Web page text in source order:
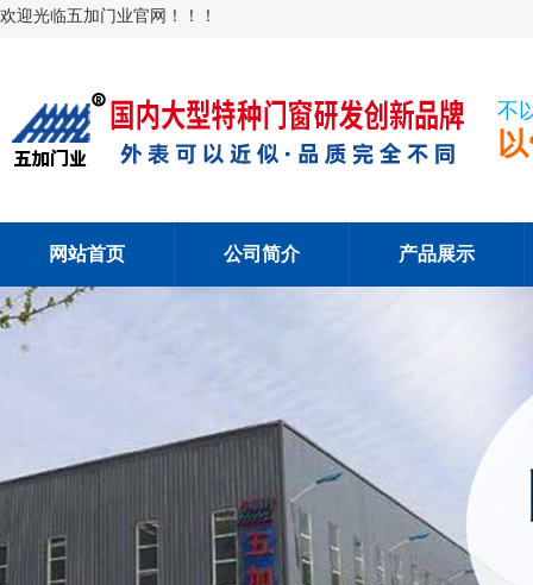
欢迎光临五加门业官网！！！
不
网站首页 公司简介 产品展示